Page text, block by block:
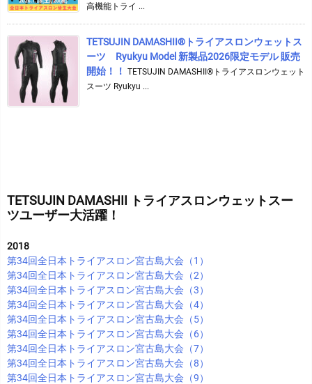
高機能トライ ...
TETSUJIN DAMASHII®︎トライアスロンウェットス
ーツ Ryukyu Model 新製品2026限定モデル 販売
開始！！ TETSUJIN DAMASHII®︎トライアスロンウェット
スーツ Ryukyu ...
TETSUJIN DAMASHII トライアスロンウェットスー
ツユーザー大活躍！
2018
第34回全日本トライアスロン宮古島大会（1）
第34回全日本トライアスロン宮古島大会（2）
第34回全日本トライアスロン宮古島大会（3）
第34回全日本トライアスロン宮古島大会（4）
第34回全日本トライアスロン宮古島大会（5）
第34回全日本トライアスロン宮古島大会（6）
第34回全日本トライアスロン宮古島大会（7）
第34回全日本トライアスロン宮古島大会（8）
第34回全日本トライアスロン宮古島大会（9）